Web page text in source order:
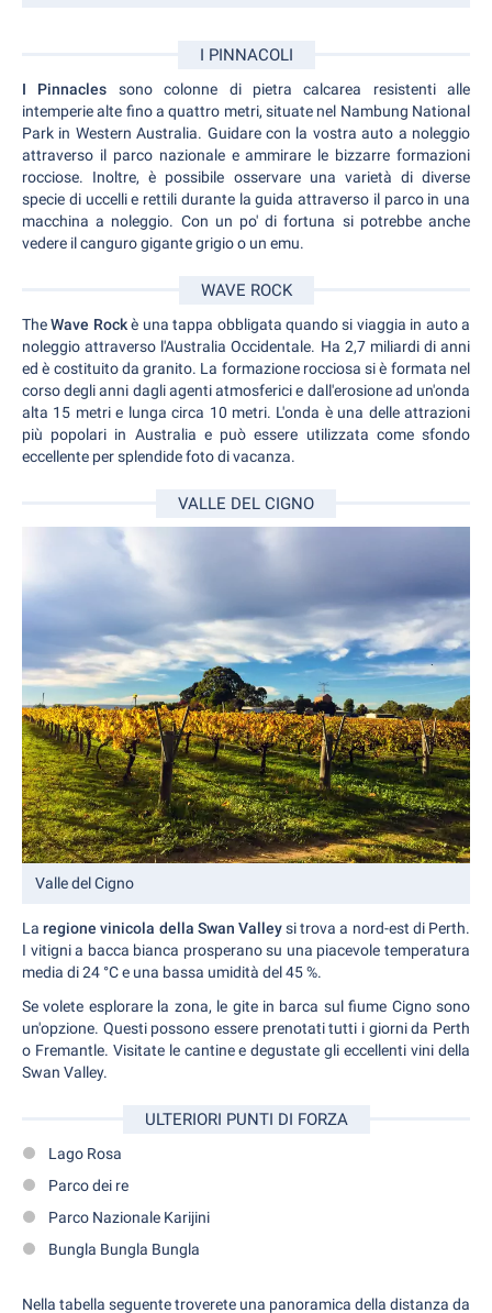
I PINNACOLI
I Pinnacles sono colonne di pietra calcarea resistenti alle
intemperie alte fino a quattro metri, situate nel Nambung National
Park in Western Australia. Guidare con la vostra auto a noleggio
attraverso il parco nazionale e ammirare le bizzarre formazioni
rocciose. Inoltre, è possibile osservare una varietà di diverse
specie di uccelli e rettili durante la guida attraverso il parco in una
macchina a noleggio. Con un po' di fortuna si potrebbe anche
vedere il canguro gigante grigio o un emu.
WAVE ROCK
TheWave Rockè una tappa obbligata quando si viaggia in auto a
noleggio attraverso l'Australia Occidentale. Ha 2,7 miliardi di anni
ed è costituito da granito. La formazione rocciosa si è formata nel
corso degli anni dagli agenti atmosferici e dall'erosione ad un'onda
alta 15 metri e lunga circa 10 metri. L'onda è una delle attrazioni
più popolari in Australia e può essere utilizzata come sfondo
eccellente per splendide foto di vacanza.
VALLE DEL CIGNO
Valle del Cigno
Laregione vinicola della Swan Valleysi trova a nord-est di Perth.
I vitigni a bacca bianca prosperano su una piacevole temperatura
media di 24 °C e una bassa umidità del 45 %.
Se volete esplorare la zona, le gite in barca sul fiume Cigno sono
un'opzione. Questi possono essere prenotati tutti i giorni da Perth
o Fremantle. Visitate le cantine e degustate gli eccellenti vini della
Swan Valley.
ULTERIORI PUNTI DI FORZA
Lago Rosa
Parco dei re
Parco Nazionale Karijini
Bungla Bungla Bungla
Nella tabella seguente troverete una panoramica della distanza da